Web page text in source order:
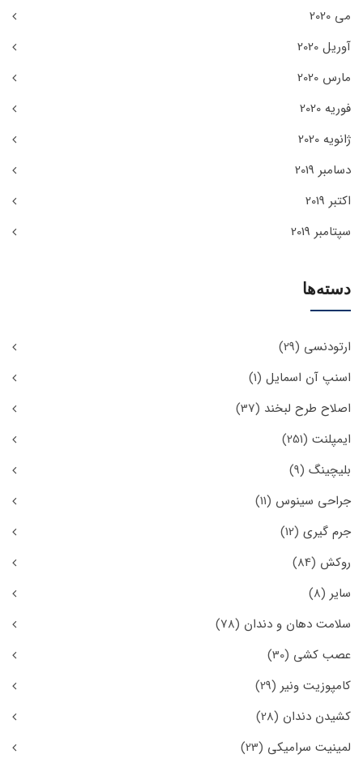
می 2020
آوریل 2020
مارس 2020
فوریه 2020
ژانویه 2020
دسامبر 2019
اکتبر 2019
سپتامبر 2019
دسته‌ها
ارتودنسی (29)
اسنپ آن اسمایل (1)
اصلاح طرح لبخند (37)
ایمپلنت (251)
بلیچینگ (9)
جراحی سینوس (11)
جرم گیری (12)
روکش (84)
سایر (8)
سلامت دهان و دندان (78)
عصب کشی (30)
کامپوزیت ونیر (29)
کشیدن دندان (28)
لمینیت سرامیکی (23)